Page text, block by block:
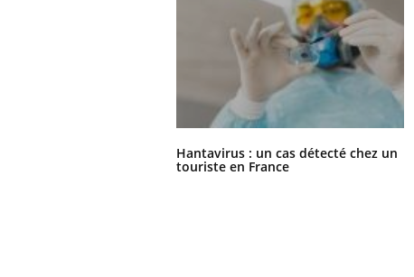
Hantavirus : un cas détecté chez un
touriste en France